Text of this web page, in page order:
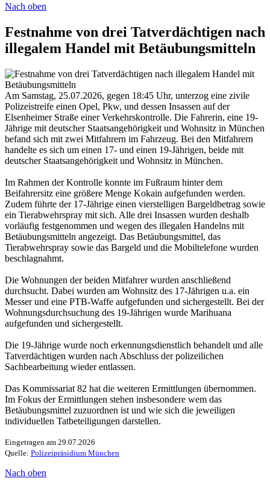
Nach oben
Festnahme von drei Tatverdächtigen nach
illegalem Handel mit Betäubungsmitteln
Am Samstag, 25.07.2026, gegen 18:45 Uhr, unterzog eine zivile
Polizeistreife einen Opel, Pkw, und dessen Insassen auf der
Elsenheimer Straße einer Verkehrskontrolle. Die Fahrerin, eine 19-
Jährige mit deutscher Staatsangehörigkeit und Wohnsitz in München
befand sich mit zwei Mitfahrern im Fahrzeug. Bei den Mitfahrern
handelte es sich um einen 17- und einen 19-Jährigen, beide mit
deutscher Staatsangehörigkeit und Wohnsitz in München.
Im Rahmen der Kontrolle konnte im Fußraum hinter dem
Beifahrersitz eine größere Menge Kokain aufgefunden werden.
Zudem führte der 17-Jährige einen vierstelligen Bargeldbetrag sowie
ein Tierabwehrspray mit sich. Alle drei Insassen wurden deshalb
vorläufig festgenommen und wegen des illegalen Handelns mit
Betäubungsmitteln angezeigt. Das Betäubungsmittel, das
Tierabwehrspray sowie das Bargeld und die Mobiltelefone wurden
beschlagnahmt.
Die Wohnungen der beiden Mitfahrer wurden anschließend
durchsucht. Dabei wurden am Wohnsitz des 17-Jährigen u.a. ein
Messer und eine PTB-Waffe aufgefunden und sichergestellt. Bei der
Wohnungsdurchsuchung des 19-Jährigen wurde Marihuana
aufgefunden und sichergestellt.
Die 19-Jährige wurde noch erkennungsdienstlich behandelt und alle
Tatverdächtigen wurden nach Abschluss der polizeilichen
Sachbearbeitung wieder entlassen.
Das Kommissariat 82 hat die weiteren Ermittlungen übernommen.
Im Fokus der Ermittlungen stehen insbesondere wem das
Betäubungsmittel zuzuordnen ist und wie sich die jeweiligen
individuellen Tatbeteiligungen darstellen.
Eingetragen am 29.07.2026
Quelle: Polizeipräsidium München
Nach oben